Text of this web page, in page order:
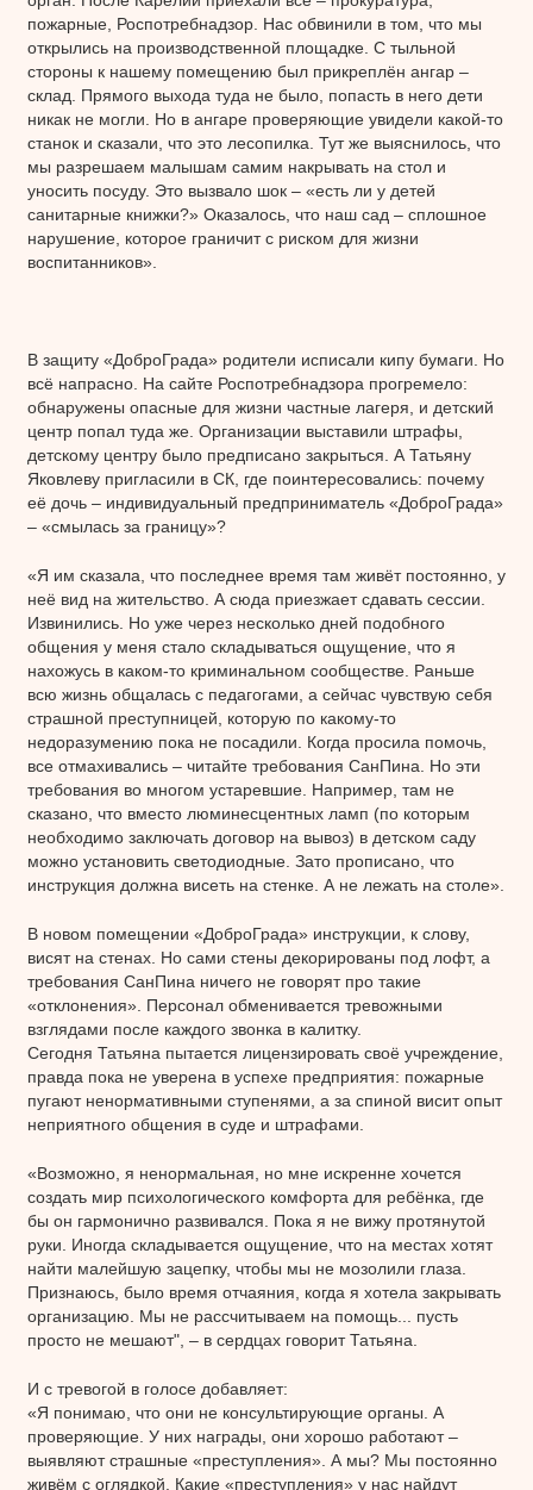
пожарные, Роспотребнадзор. Нас обвинили в том, что мы
открылись на производственной площадке. С тыльной
стороны к нашему помещению был прикреплён ангар –
склад. Прямого выхода туда не было, попасть в него дети
никак не могли. Но в ангаре проверяющие увидели какой-то
станок и сказали, что это лесопилка. Тут же выяснилось, что
мы разрешаем малышам самим накрывать на стол и
уносить посуду. Это вызвало шок – «есть ли у детей
санитарные книжки?» Оказалось, что наш сад – сплошное
нарушение, которое граничит с риском для жизни
воспитанников».
В защиту «ДоброГрада» родители исписали кипу бумаги. Но
всё напрасно. На сайте Роспотребнадзора прогремело:
обнаружены опасные для жизни частные лагеря, и детский
центр попал туда же. Организации выставили штрафы,
детскому центру было предписано закрыться. А Татьяну
Яковлеву пригласили в СК, где поинтересовались: почему
её дочь – индивидуальный предприниматель «ДоброГрада»
– «смылась за границу»?
«Я им сказала, что последнее время там живёт постоянно, у
неё вид на жительство. А сюда приезжает сдавать сессии.
Извинились. Но уже через несколько дней подобного
общения у меня стало складываться ощущение, что я
нахожусь в каком-то криминальном сообществе. Раньше
всю жизнь общалась с педагогами, а сейчас чувствую себя
страшной преступницей, которую по какому-то
недоразумению пока не посадили. Когда просила помочь,
все отмахивались – читайте требования СанПина. Но эти
требования во многом устаревшие. Например, там не
сказано, что вместо люминесцентных ламп (по которым
необходимо заключать договор на вывоз) в детском саду
можно установить светодиодные. Зато прописано, что
инструкция должна висеть на стенке. А не лежать на столе».
В новом помещении «ДоброГрада» инструкции, к слову,
висят на стенах. Но сами стены декорированы под лофт, а
требования СанПина ничего не говорят про такие
«отклонения». Персонал обменивается тревожными
взглядами после каждого звонка в калитку.
Сегодня Татьяна пытается лицензировать своё учреждение,
правда пока не уверена в успехе предприятия: пожарные
пугают ненормативными ступенями, а за спиной висит опыт
неприятного общения в суде и штрафами.
«Возможно, я ненормальная, но мне искренне хочется
создать мир психологического комфорта для ребёнка, где
бы он гармонично развивался. Пока я не вижу протянутой
руки. Иногда складывается ощущение, что на местах хотят
найти малейшую зацепку, чтобы мы не мозолили глаза.
Признаюсь, было время отчаяния, когда я хотела закрывать
организацию. Мы не рассчитываем на помощь... пусть
просто не мешают", – в сердцах говорит Татьяна.
И с тревогой в голосе добавляет:
«Я понимаю, что они не консультирующие органы. А
проверяющие. У них награды, они хорошо работают –
выявляют страшные «преступления». А мы? Мы постоянно
живём с оглядкой. Какие «преступления» у нас найдут